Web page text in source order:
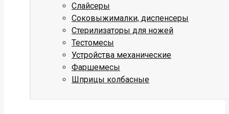
Слайсеры
Соковыжималки, диспенсеры
Стерилизаторы для ножей
Тестомесы
Устройства механические
Фаршемесы
Шприцы колбасные